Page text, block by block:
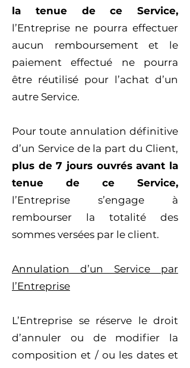
la tenue de ce Service,
l’Entreprise ne pourra effectuer
aucun remboursement et le
paiement effectué ne pourra
être réutilisé pour l’achat d’un
autre Service.
Pour toute annulation définitive
d’un Service de la part du Client,
plus de 7 jours ouvrés avant la
tenue de ce Service,
l’Entreprise s’engage à
rembourser la totalité des
sommes versées par le client.
Annulation d’un Service par
l’Entreprise
L’Entreprise se réserve le droit
d’annuler ou de modifier la
composition et / ou les dates et